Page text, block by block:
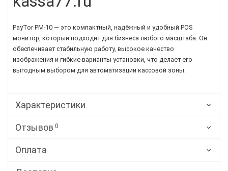
PayTor PM-10 — это компактный, надёжный и удобный POS
монитор, который подходит для бизнеса любого масштаба. Он
обеспечивает стабильную работу, высокое качество
изображения и гибкие варианты установки, что делает его
выгодным выбором для автоматизации кассовой зоны.
Характеристики
Отзывов 0
Оплата